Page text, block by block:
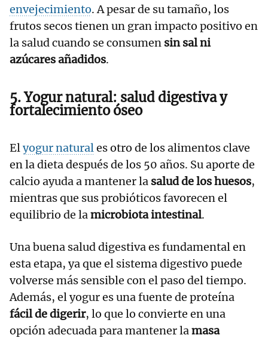
envejecimiento. A pesar de su tamaño, los
frutos secos tienen un gran impacto positivo en
la salud cuando se consumen sin sal ni
azúcares añadidos.
5. Yogur natural: salud digestiva y
fortalecimiento óseo
Elyogur naturales otro de los alimentos clave
en la dieta después de los 50 años. Su aporte de
calcio ayuda a mantener la salud de los huesos,
mientras que sus probióticos favorecen el
equilibrio de lamicrobiota intestinal.
Una buena salud digestiva es fundamental en
esta etapa, ya que el sistema digestivo puede
volverse más sensible con el paso del tiempo.
Además, el yogur es una fuente de proteína
fácil de digerir, lo que lo convierte en una
opción adecuada para mantener lamasa